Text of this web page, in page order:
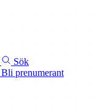
Sök
Bli prenumerant